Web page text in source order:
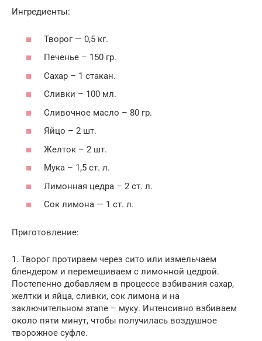
Ингредиенты:
Творог — 0,5 кг.
Печенье – 150 гр.
Сахар – 1 стакан.
Сливки – 100 мл.
Сливочное масло – 80 гр.
Яйцо – 2 шт.
Желток – 2 шт.
Мука – 1,5 ст. л.
Лимонная цeдра – 2 ст. л.
Сок лимона — 1 ст. л.
Приготовление:
1. Творог протираем через сито или измельчаем
блендером и перемешиваем с лимонной цедрой.
Постепенно добавляем в процессе взбивания сахар,
желтки и яйца, сливки, сок лимона и на
заключительном этапе – муку. Интенсивно взбиваем
около пяти минут, чтобы получилась воздушное
творожное суфле.